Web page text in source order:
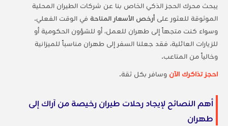
يبحث محرك الحجز الذكي الخاص بنا عن شركات الطيران المحلية
الموثوقة للعثور على أرخص الأسعار المتاحةفي الوقت الفعلي.
وسواء كنت متجهاً إلى طهران للعمل، أو للشؤون الحكومية أو
للزيارات العائلية، فقد جعلنا السفر إلى طهران مناسباً للميزانية
وخالياً من المتاعب.
احجز تذاكرك الآن وسافر بكل ثقة.
أهم النصائح لإيجاد رحلات طيران رخيصة من آراك إلى
طهران